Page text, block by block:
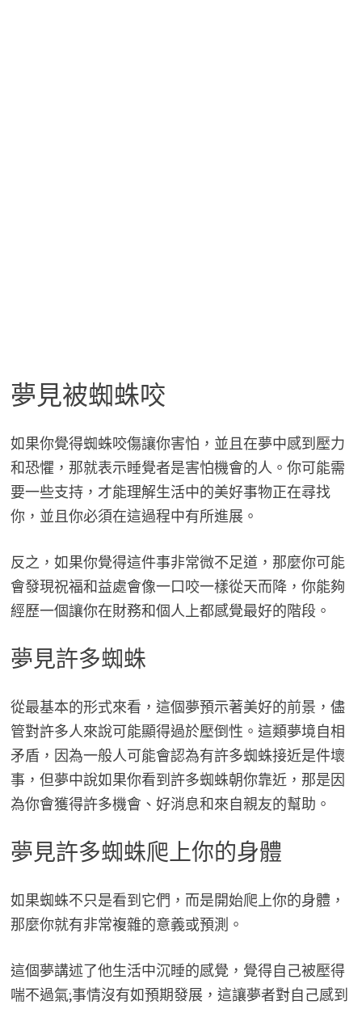
夢見被蜘蛛咬
如果你覺得蜘蛛咬傷讓你害怕，並且在夢中感到壓力
和恐懼，那就表示睡覺者是害怕機會的人。你可能需
要一些支持，才能理解生活中的美好事物正在尋找
你，並且你必須在這過程中有所進展。
反之，如果你覺得這件事非常微不足道，那麼你可能
會發現祝福和益處會像一口咬一樣從天而降，你能夠
經歷一個讓你在財務和個人上都感覺最好的階段。
夢見許多蜘蛛
從最基本的形式來看，這個夢預示著美好的前景，儘
管對許多人來說可能顯得過於壓倒性。這類夢境自相
矛盾，因為一般人可能會認為有許多蜘蛛接近是件壞
事，但夢中說如果你看到許多蜘蛛朝你靠近，那是因
為你會獲得許多機會、好消息和來自親友的幫助。
夢見許多蜘蛛爬上你的身體
如果蜘蛛不只是看到它們，而是開始爬上你的身體，
那麼你就有非常複雜的意義或預測。
這個夢講述了他生活中沉睡的感覺，覺得自己被壓得
喘不過氣;事情沒有如預期發展，這讓夢者對自己感到